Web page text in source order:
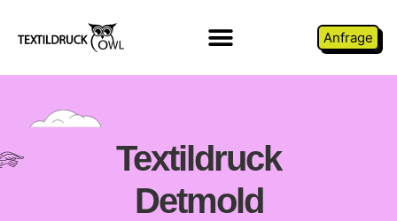
Anfrage
Textildruck
Detmold